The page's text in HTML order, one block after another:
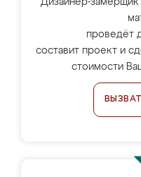
Дизайнер-замерщик
проведёт
составит проект и
стоимости